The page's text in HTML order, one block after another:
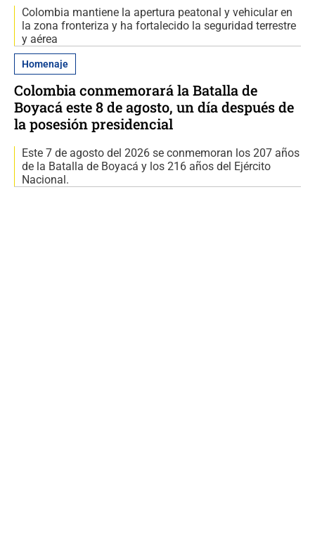
Colombia mantiene la apertura peatonal y vehicular en
la zona fronteriza y ha fortalecido la seguridad terrestre
y aérea
Homenaje
Colombia conmemorará la Batalla de
Boyacá este 8 de agosto, un día después de
la posesión presidencial
Este 7 de agosto del 2026 se conmemoran los 207 años
de la Batalla de Boyacá y los 216 años del Ejército
Nacional.